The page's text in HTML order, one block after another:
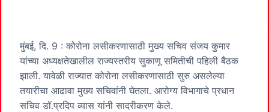
मुंबई, दि. 9 : कोरोना लसीकरणासाठी मुख्य सचिव संजय कुमार
यांच्या अध्यक्षतेखालील राज्यस्तरीय सुकाणू समितीची पहिली बैठक
झाली. यावेळी राज्यात कोरोना लसीकरणासाठी सुरु असलेल्या
तयारीचा आढावा मुख्य सचिवांनी घेतला. आरोग्य विभागाचे प्रधान
सचिव डॉ.प्रदिप व्यास यांनी सादरीकरण केले.